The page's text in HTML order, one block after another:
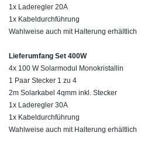
1x Laderegler 20A
1x Kabeldurchführung
Wahlweise auch mit Halterung erhältlich
Lieferumfang Set 400W
4x 100 W Solarmodul Monokristallin
1 Paar Stecker 1 zu 4
2m Solarkabel 4qmm inkl. Stecker
1x Laderegler 30A
1x Kabeldurchführung
Wahlweise auch mit Halterung erhältlich